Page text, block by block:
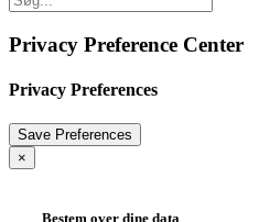
Privacy Preference Center
Privacy Preferences
×
Bestem over dine data